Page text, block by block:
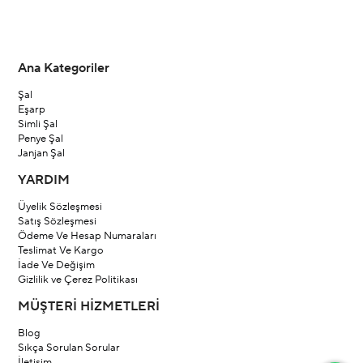
Ana Kategoriler
Şal
Eşarp
Simli Şal
Penye Şal
Janjan Şal
YARDIM
Üyelik Sözleşmesi
Satış Sözleşmesi
Ödeme Ve Hesap Numaraları
Teslimat Ve Kargo
İade Ve Değişim
Gizlilik ve Çerez Politikası
MÜŞTERİ HİZMETLERİ
Blog
Sıkça Sorulan Sorular